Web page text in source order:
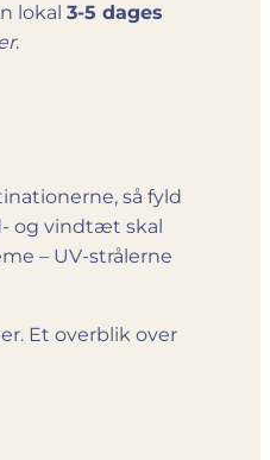
lokal 3-5 dages
.
så fyld
og vindtæt skal
– UV-strålerne
Et overblik over